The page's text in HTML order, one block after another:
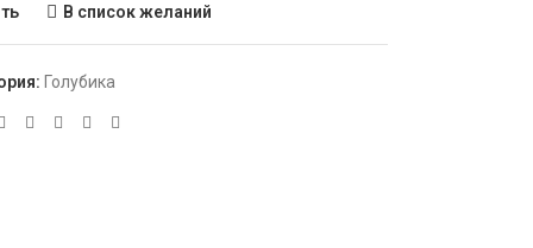
В список желаний
Голубика